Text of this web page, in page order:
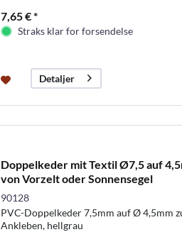
7,65 € *
Straks klar for forsendelse
Detaljer
Doppelkeder mit Textil Ø7,5 auf
von Vorzelt oder Sonnensegel
90128
PVC-Doppelkeder 7,5mm auf Ø 4,5mm
Ankleben, hellgrau